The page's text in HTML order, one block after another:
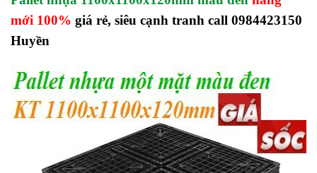
mới 100% giá rẻ, siêu cạnh tranh call 0984423150
Huyền